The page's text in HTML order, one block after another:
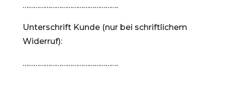
…………………………………………….
Unterschrift Kunde (nur bei schriftlichem
Widerruf):
…………………………………………….